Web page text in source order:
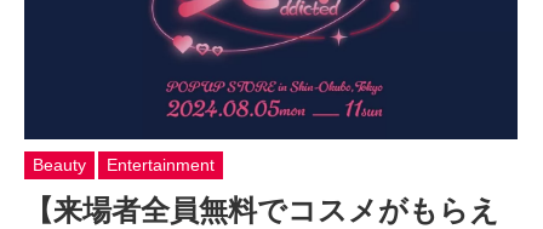
Beauty Entertainment
【来場者全員無料でコスメがもらえ